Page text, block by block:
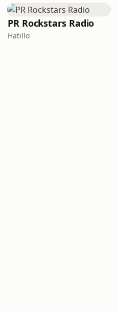
PR Rockstars Radio
Hatillo